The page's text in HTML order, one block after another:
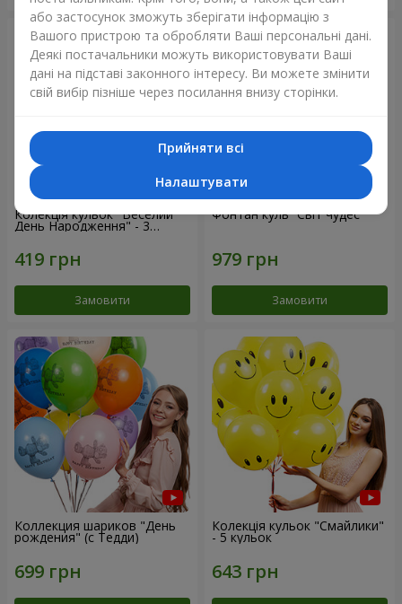
Колекція кульок "Веселий
День Народження" - 3
кульки
Замовити
Фонтан куль “Світ чудес”
Замовити
Коллекция шариков "День
рождения" (с Тедди)
Колекція кульок "Смайлики"
- 5 кульок
або застосунок зможуть зберігати інформацію з
Вашого пристрою та обробляти Ваші персональні дані.
Деякі постачальники можуть використовувати Ваші
дані на підставі законного інтересу. Ви можете змінити
свій вибір пізніше через посилання внизу сторінки.
Прийняти всі
Налаштувати